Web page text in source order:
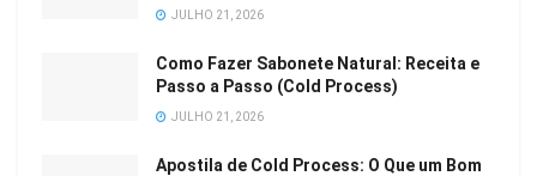
JULHO 21, 2026
Como Fazer Sabonete Natural: Receita e
Passo a Passo (Cold Process)
JULHO 21, 2026
Apostila de Cold Process: O Que um Bom